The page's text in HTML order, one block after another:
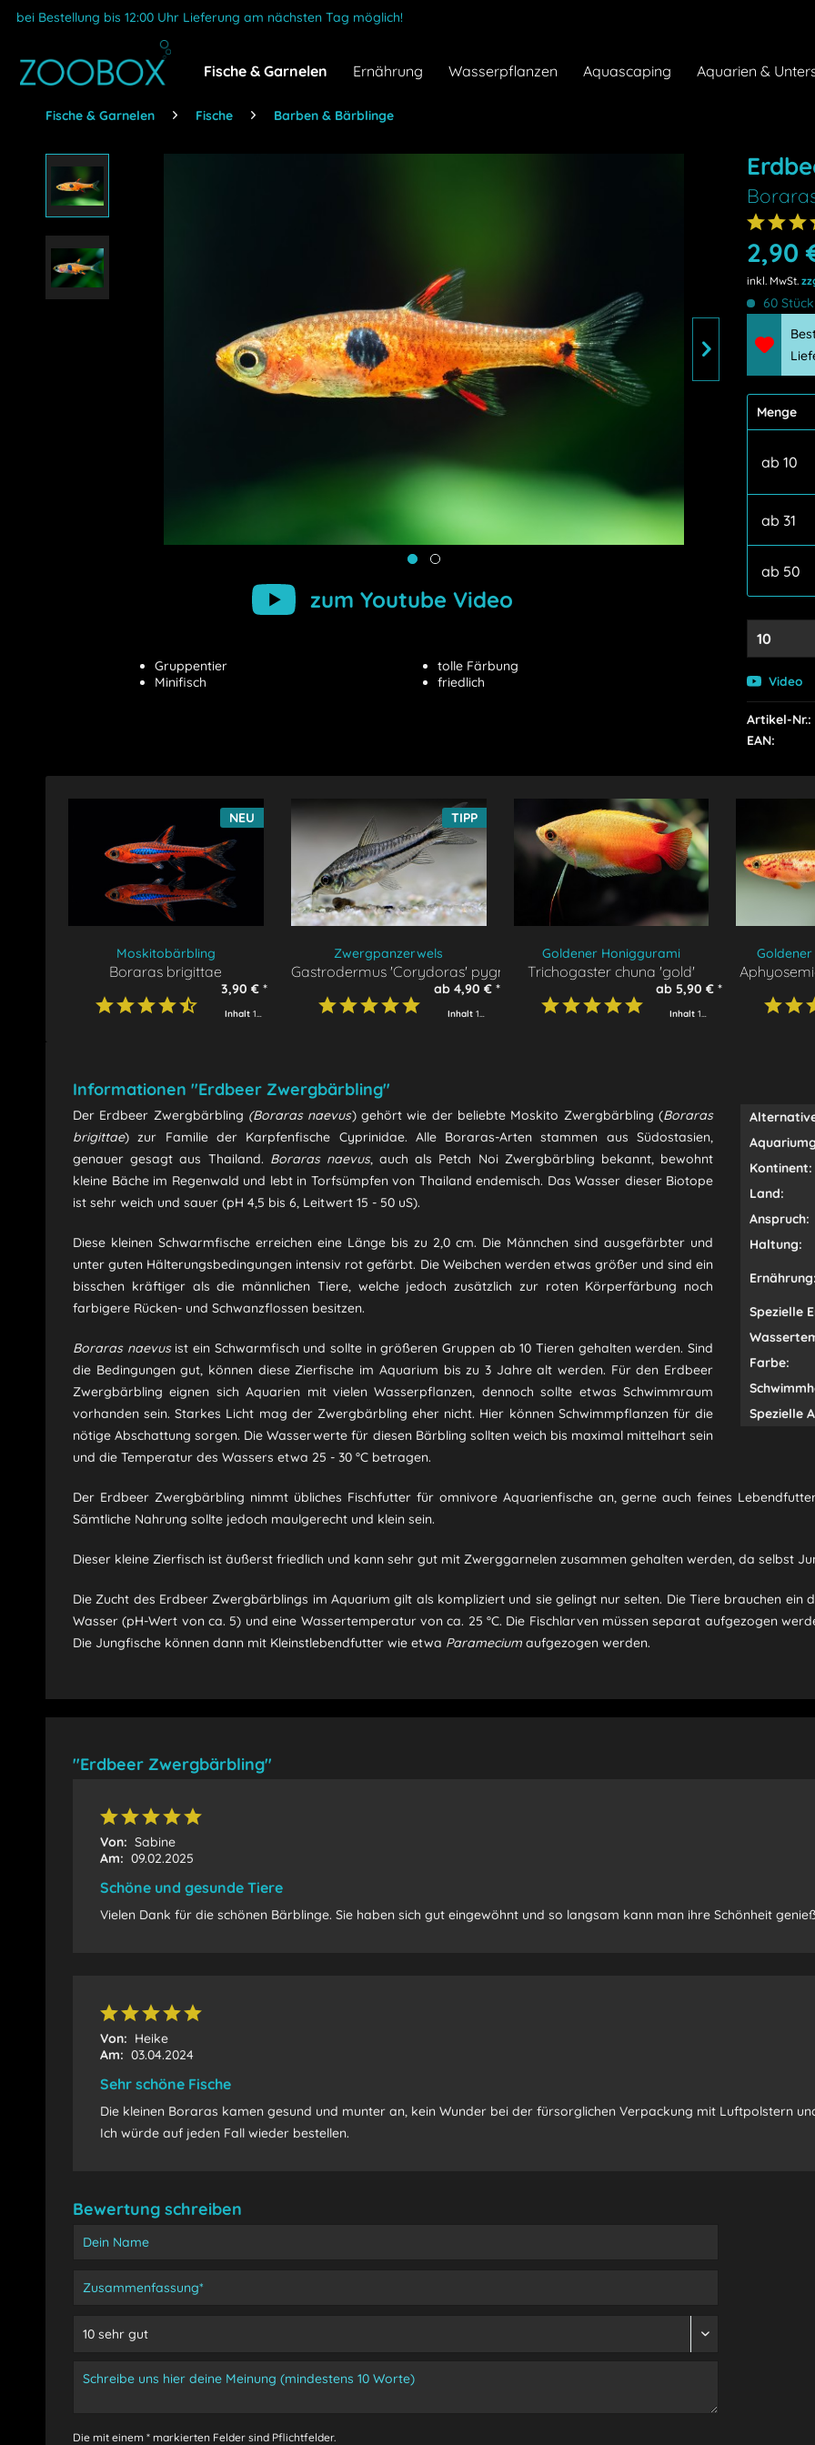
bei Bestellung bis 12:00 Uhr Lieferung am nächsten Tag möglich!
Fische & Garnelen Ernährung Wasserpflanzen Aquascaping Aquarien &
Fische & Garnelen Fische Barben & Bärblinge
zum Youtube Video
Gruppentier
tolle Färbung
Minifisch
friedlich
2,90
inkl. MwSt.
60
Menge
ab 10
ab 31
ab 50
Video
Artikel-Nr.:
EAN:
NEU
Moskitobärbling
Boraras brigittae
3,90 € *
Inhalt 1 Fisch
TIPP
Zwergpanzerwels
Gastrodermus 'Corydoras' pygmaeus
ab 4,90 € *
Inhalt 1 Stück
Goldener Honiggurami
Trichogaster chuna 'gold'
ab 5,90 € *
Inhalt1 Stück
Informationen "Erdbeer Zwergbärbling"
Kontinent:
Land:
Anspruch:
Haltung:
Spezielle
Farbe:
Spezielle
Der Erdbeer Zwergbärbling (Boraras naevus) gehört wie der beliebte Moskito Zwergbärbling (Boraras
brigittae) zur Familie der Karpfenfische Cyprinidae. Alle Boraras-Arten stammen aus Südostasien,
genauer gesagt aus Thailand. Boraras naevus, auch als Petch Noi Zwergbärbling bekannt, bewohnt
kleine Bäche im Regenwald und lebt in Torfsümpfen von Thailand endemisch. Das Wasser dieser Biotope
ist sehr weich und sauer (pH 4,5 bis 6, Leitwert 15 - 50 uS).
Diese kleinen Schwarmfische erreichen eine Länge bis zu 2,0 cm. Die Männchen sind ausgefärbter und
unter guten Hälterungsbedingungen intensiv rot gefärbt. Die Weibchen werden etwas größer und sind ein
bisschen kräftiger als die männlichen Tiere, welche jedoch zusätzlich zur roten Körperfärbung noch
farbigere Rücken- und Schwanzflossen besitzen.
Boraras naevusist ein Schwarmfisch und sollte in größeren Gruppen ab 10 Tieren gehalten werden. Sind
die Bedingungen gut, können diese Zierfische im Aquarium bis zu 3 Jahre alt werden. Für den Erdbeer
Zwergbärbling eignen sich Aquarien mit vielen Wasserpflanzen, dennoch sollte etwas Schwimmraum
vorhanden sein. Starkes Licht mag der Zwergbärbling eher nicht. Hier können Schwimmpflanzen für die
nötige Abschattung sorgen. Die Wasserwerte für diesen Bärbling sollten weich bis maximal mittelhart sein
und die Temperatur des Wassers etwa 25 - 30 °C betragen.
Der Erdbeer Zwergbärbling nimmt übliches Fischfutter für omnivore Aquarienfische an, gerne auch feines
Sämtliche Nahrung sollte jedoch maulgerecht und klein sein.
Dieser kleine Zierfisch ist äußerst friedlich und kann sehr gut mit Zwerggarnelen zusammen gehalten werden, da selbst
Die Zucht des Erdbeer Zwergbärblings im Aquarium gilt als kompliziert und sie gelingt nur selten. Die Tiere brauchen ein
Wasser (pH-Wert von ca. 5) und eine Wassertemperatur von ca. 25 °C. Die Fischlarven müssen separat aufgezogen
Die Jungfische können dann mit Kleinstlebendfutter wie etwa Paramecium aufgezogen werden.
"Erdbeer Zwergbärbling"
Von: Sabine
Am: 09.02.2025
Schöne und gesunde Tiere
Vielen Dank für die schönen Bärblinge. Sie haben sich gut eingewöhnt und so langsam kann man ihre Schönheit
Von: Heike
Am: 03.04.2024
Sehr schöne Fische
Die kleinen Boraras kamen gesund und munter an, kein Wunder bei der fürsorglichen Verpackung mit Luftpolstern
Ich würde auf jeden Fall wieder bestellen.
Bewertung schreiben
Die mit einem * markierten Felder sind Pflichtfelder.